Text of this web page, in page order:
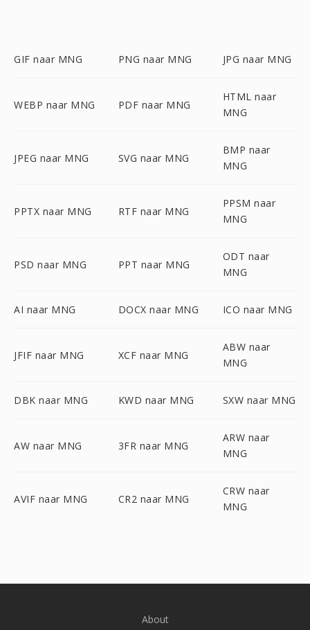
GIF naar MNG PNG naar MNG JPG naar MNG
WEBP naar MNG PDF naar MNG
HTML naar
MNG
JPEG naar MNG SVG naar MNG
BMP naar
MNG
PPTX naar MNG RTF naar MNG
PPSM naar
MNG
PSD naar MNG PPT naar MNG
ODT naar
MNG
AI naar MNG DOCX naar MNG ICO naar MNG
JFIF naar MNG XCF naar MNG
ABW naar
MNG
DBK naar MNG KWD naar MNG SXW naar MNG
AW naar MNG 3FR naar MNG
ARW naar
MNG
AVIF naar MNG CR2 naar MNG
CRW naar
MNG
About